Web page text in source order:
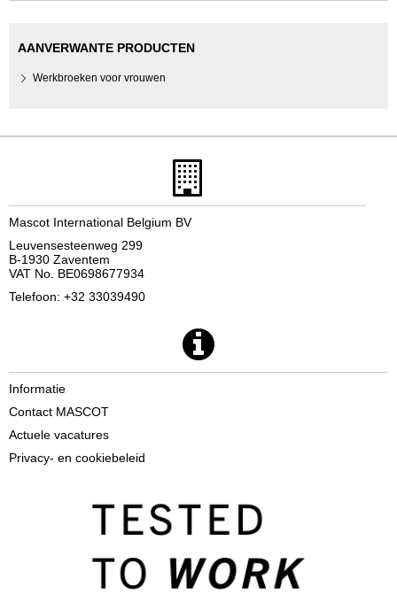
AANVERWANTE PRODUCTEN
Werkbroeken voor vrouwen
Mascot International Belgium BV
Leuvensesteenweg 299
B-1930 Zaventem
VAT No. BE0698677934
Telefoon: +32 33039490
Informatie
Contact MASCOT
Actuele vacatures
Privacy- en cookiebeleid